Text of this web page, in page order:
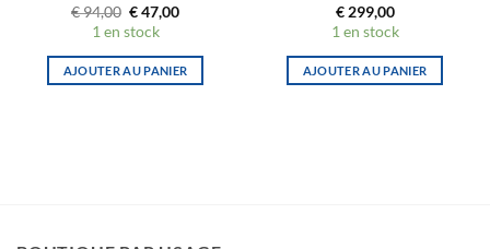
€94,00 Le
prix
initial
était :
€ 94,00.
€47,00Le
est :
€ 47,00.
1 en stock
AJOUTER AU PANIER
€299,00
1 en stock
AJOUTER AU PANIER